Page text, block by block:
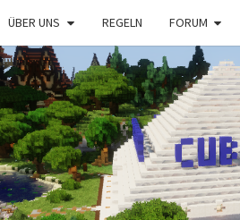
ÜBER UNS REGELN FORUM